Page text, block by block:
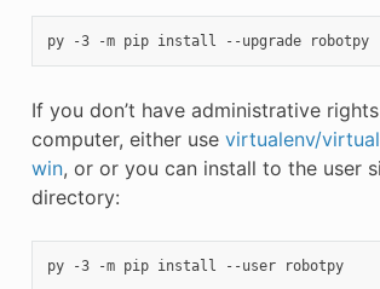
py -3 -m pip install --upgrade robotpy
If you don’t have administrative
computer, either use virtualenv/
win, or or you can install to the user
directory:
py -3 -m pip install --user robotpy